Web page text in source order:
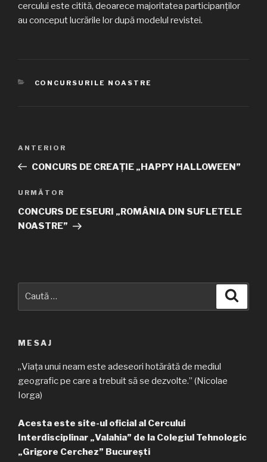
cercului este citită, deoarece majoritatea participanților
au conceput lucrările lor după modelul revistei.
CATEGORII
CONCURSURILE NOASTRE
Articolul
anterior
ANTERIOR
CONCURS DE CREAȚIE „HAPPY HALLOWEEN”
Articolul
următor
URMĂTOR
CONCURS DE ESEURI „ROMÂNIA DIN SUFLETELE
NOASTRE”
MESAJ
„Viața unui neam este adeseori hotărâtă de mediul
geografic pe care a trebuit să se dezvolte.” (Nicolae
Iorga)
Acesta este site-ul oficial al Cercului
Interdisciplinar „Valahia” de la Colegiul Tehnologic
„Grigore Cerchez” București